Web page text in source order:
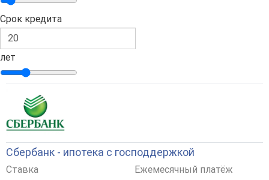
Срок кредита
лет
Сбербанк - ипотека с господдержкой
Ставка
Ежемесячный платёж